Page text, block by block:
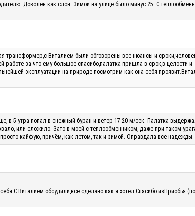
Доволен как слон. Зимой на улице было минус 25. С
трансформер,с Виталием были обговорены все нюансы и
работе за что ему большое спасибо,палатка пришла в срок,в целости и
эксплуатации на природе посмотрим как она себя
в 5 утра попал в снежный буран и ветер 17-20 м/сек. Палатка
или сложило. Зато в моей с теплообменником, даже при таком
кайфую, причём, как летом, так и зимой. Оправдала все надежды.
Виталием обсудили,всё сделано как я хотел.Спасибо